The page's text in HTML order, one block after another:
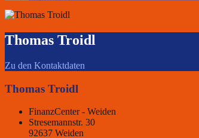
Thomas Troidl
Zu den Kontaktdaten
Thomas Troidl
FinanzCenter - Weiden
Stresemannstr. 30
92637 Weiden